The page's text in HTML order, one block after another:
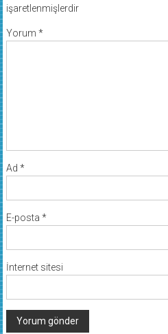
işaretlenmişlerdir
Yorum *
Ad *
E-posta *
İnternet sitesi